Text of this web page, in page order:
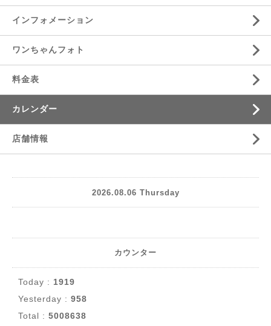
インフォメーション
ワンちゃんフォト
料金表
カレンダー
店舗情報
2026.08.06 Thursday
カウンター
Today : 1919
Yesterday : 958
Total : 5008638